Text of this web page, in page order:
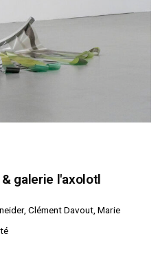
galerie l'axolotl
Clément Davout, Marie